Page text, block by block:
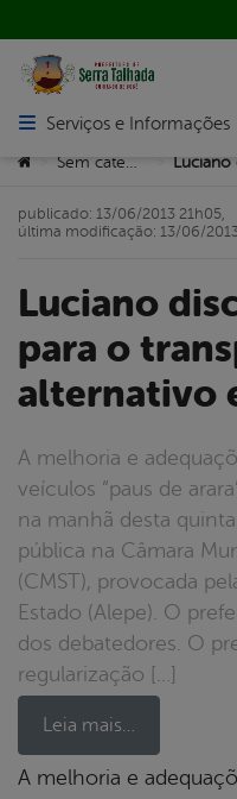
Abrir menu principal de
Serviços e Informações
Você está aqui:
> >
Luciano discute melhorias
para o
alternativo
A melhoria e adequações à legislação de trânsito de
veículos “paus de
na manhã desta
pública na Câmara
(CMST), provocada
Estado (Alepe). O
dos debatedores. O
regularização […]
Leia mais…
publicado: 13/06/2013 21h05,
última modificação: 13/06/
A melhoria e